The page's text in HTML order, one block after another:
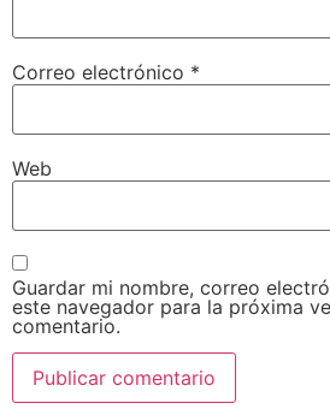
Correo electrónico *
Web
Guardar mi nombre, correo
este navegador para la próxima
comentario.